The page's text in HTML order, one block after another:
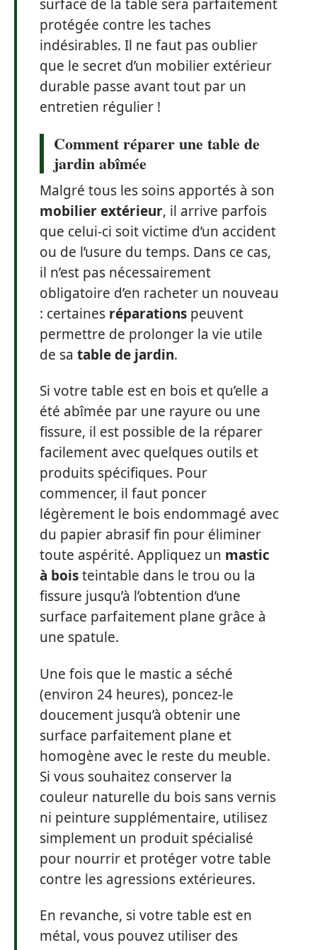
surface de la table sera parfaitement
protégée contre les taches
indésirables. Il ne faut pas oublier
que le secret d’un mobilier extérieur
durable passe avant tout par un
entretien régulier !
Comment réparer une table de
jardin abîmée
Malgré tous les soins apportés à son
mobilier extérieur, il arrive parfois
que celui-ci soit victime d’un accident
ou de l’usure du temps. Dans ce cas,
il n’est pas nécessairement
obligatoire d’en racheter un nouveau
: certaines réparations peuvent
permettre de prolonger la vie utile
de sa table de jardin.
Si votre table est en bois et qu’elle a
été abîmée par une rayure ou une
fissure, il est possible de la réparer
facilement avec quelques outils et
produits spécifiques. Pour
commencer, il faut poncer
légèrement le bois endommagé avec
du papier abrasif fin pour éliminer
toute aspérité. Appliquez un mastic
à boisteintable dans le trou ou la
fissure jusqu’à l’obtention d’une
surface parfaitement plane grâce à
une spatule.
Une fois que le mastic a séché
(environ 24 heures), poncez-le
doucement jusqu’à obtenir une
surface parfaitement plane et
homogène avec le reste du meuble.
Si vous souhaitez conserver la
couleur naturelle du bois sans vernis
ni peinture supplémentaire, utilisez
simplement un produit spécialisé
pour nourrir et protéger votre table
contre les agressions extérieures.
En revanche, si votre table est en
métal, vous pouvez utiliser des